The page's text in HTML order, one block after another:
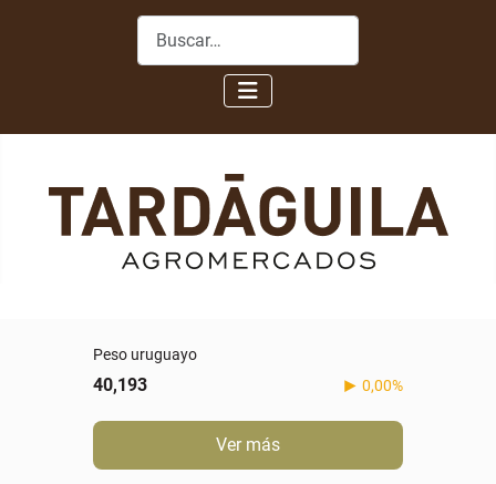
Buscar
Peso uruguayo
40,193 0,00%
Ver más